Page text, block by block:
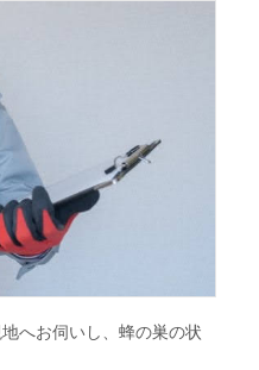
へお伺いし、蜂の巣の状